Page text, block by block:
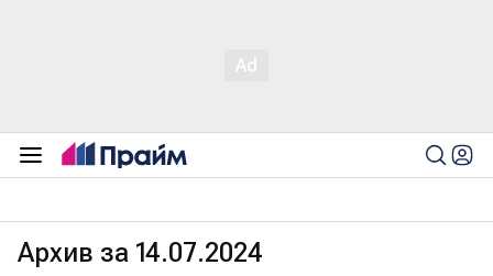
Архив за 14.07.2024